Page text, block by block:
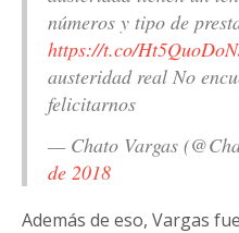
números y tipo de
https://t.co/
austeridad real No
felicitarnos
— Chato Vargas
de 2018
Además de eso, Vargas